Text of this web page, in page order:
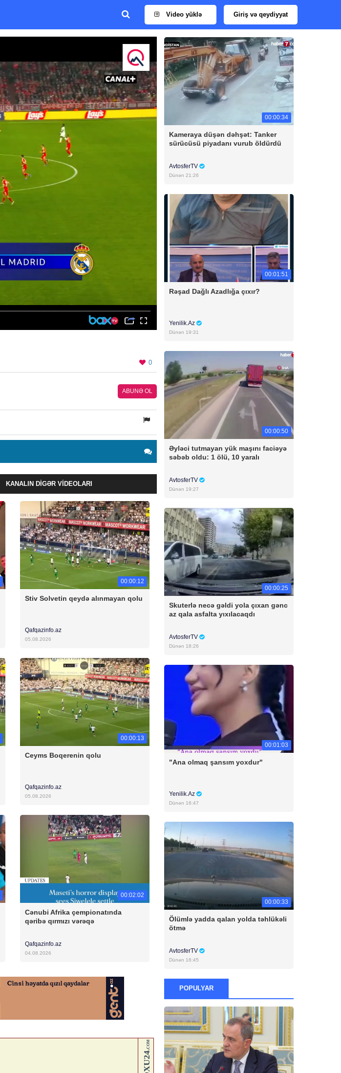
Video yüklə Giriş və qeydiyyat
0
ABUNƏ OL
KANALIN DIGƏR VIDEOLARI
00:00:12
Stiv Solvetin qeydə alınmayan qolu
Qafqazinfo.az
05.08.2026
00:00:13
Ceyms Boqerenin qolu
Qafqazinfo.az
05.08.2026
00:02:02
Cənubi Afrika çempionatında
qəribə qırmızı vərəqə
Qafqazinfo.az
04.08.2026
00:00:34
Kameraya düşən dəhşət: Tanker
sürücüsü piyadanı vurub öldürdü
AvtosferTV
Dünən 21:26
00:01:51
Rəşad Dağlı Azadlığa çıxır?
Yenilik.Az
Dünən 19:31
00:00:50
Əyləci tutmayan yük maşını faciəyə
səbəb oldu: 1 ölü, 10 yaralı
AvtosferTV
Dünən 19:27
00:00:25
Skuterlə necə gəldi yola çıxan gənc
az qala asfalta yıxılacaqdı
AvtosferTV
Dünən 18:26
00:01:03
"Ana olmaq şansım yoxdur"
Yenilik.Az
Dünən 16:47
00:00:33
Ölümlə yadda qalan yolda təhlükəli
ötmə
AvtosferTV
Dünən 16:45
POPULYAR